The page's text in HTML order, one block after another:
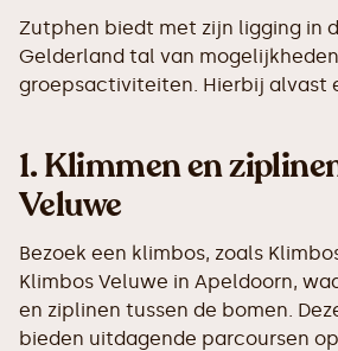
Zutphen biedt met zijn ligging in
Gelderland tal van
groepsactiviteiten. Hierbij alvast
1.Klimmen en
Veluwe
Bezoek een klimbos, zoals
Klimbos Veluwe in Apeldoorn,
en ziplinen tussen de bomen.
bieden uitdagende parcoursen